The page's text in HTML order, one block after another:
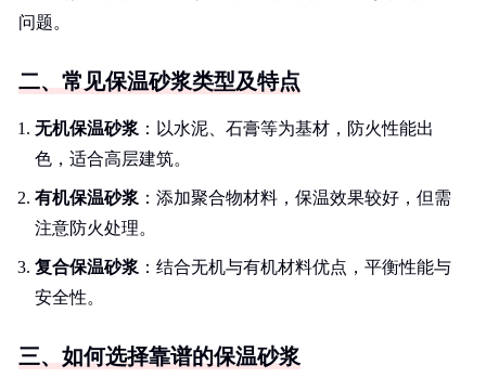
问题。
二、常见保温砂浆类型及特点
无机保温砂浆 ：以水泥、石膏等为基材，防火性能出
色，适合高层建筑。
有机保温砂浆 ：添加聚合物材料，保温效果较好，但需
注意防火处理。
复合保温砂浆 ：结合无机与有机材料优点，平衡性能与
安全性。
三、如何选择靠谱的保温砂浆